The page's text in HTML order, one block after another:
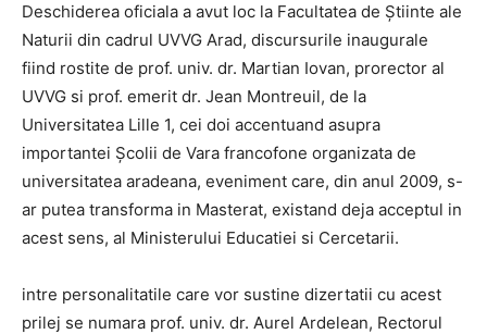
Deschiderea oficiala a avut loc la Facultatea de Ştiinte ale
Naturii din cadrul UVVG Arad, discursurile inaugurale
fiind rostite de prof. univ. dr. Martian Iovan, prorector al
UVVG si prof. emerit dr. Jean Montreuil, de la
Universitatea Lille 1, cei doi accentuand asupra
importantei Şcolii de Vara francofone organizata de
universitatea aradeana, eveniment care, din anul 2009, s-
ar putea transforma in Masterat, existand deja acceptul in
acest sens, al Ministerului Educatiei si Cercetarii.
intre personalitatile care vor sustine dizertatii cu acest
prilej se numara prof. univ. dr. Aurel Ardelean, Rectorul